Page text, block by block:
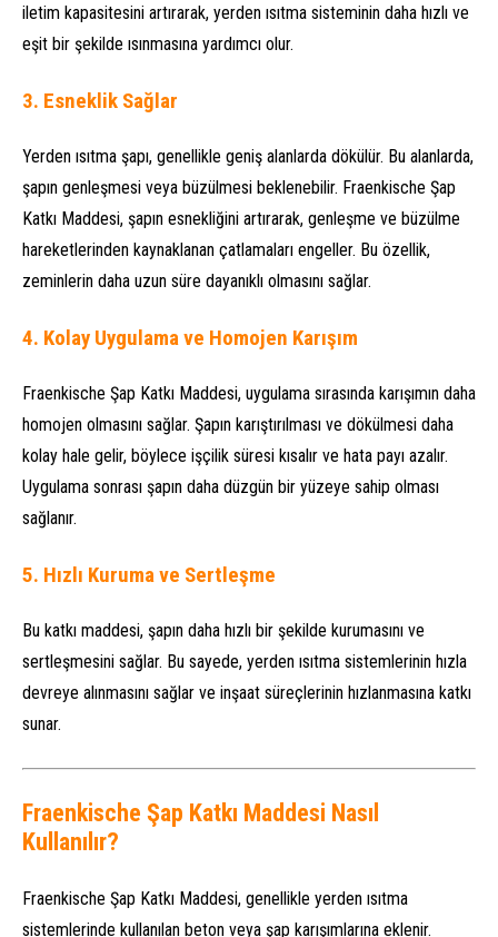
iletim kapasitesini artırarak, yerden ısıtma sisteminin daha hızlı ve
eşit bir şekilde ısınmasına yardımcı olur.
3. Esneklik Sağlar
Yerden ısıtma şapı, genellikle geniş alanlarda dökülür. Bu alanlarda,
şapın genleşmesi veya büzülmesi beklenebilir. Fraenkische Şap
Katkı Maddesi, şapın esnekliğini artırarak, genleşme ve büzülme
hareketlerinden kaynaklanan çatlamaları engeller. Bu özellik,
zeminlerin daha uzun süre dayanıklı olmasını sağlar.
4. Kolay Uygulama ve Homojen Karışım
Fraenkische Şap Katkı Maddesi, uygulama sırasında karışımın daha
homojen olmasını sağlar. Şapın karıştırılması ve dökülmesi daha
kolay hale gelir, böylece işçilik süresi kısalır ve hata payı azalır.
Uygulama sonrası şapın daha düzgün bir yüzeye sahip olması
sağlanır.
5. Hızlı Kuruma ve Sertleşme
Bu katkı maddesi, şapın daha hızlı bir şekilde kurumasını ve
sertleşmesini sağlar. Bu sayede, yerden ısıtma sistemlerinin hızla
devreye alınmasını sağlar ve inşaat süreçlerinin hızlanmasına katkı
sunar.
Fraenkische Şap Katkı Maddesi Nasıl
Kullanılır?
Fraenkische Şap Katkı Maddesi, genellikle yerden ısıtma
sistemlerinde kullanılan beton veya şap karışımlarına eklenir.